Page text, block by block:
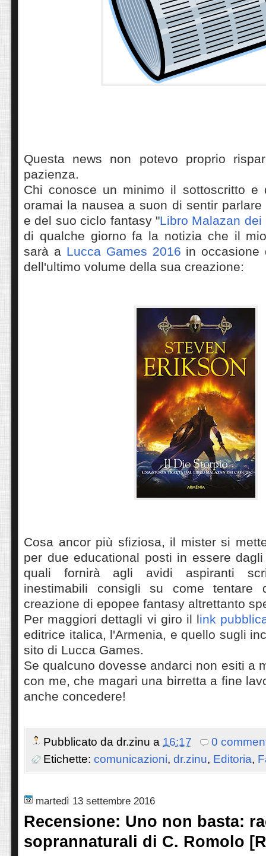
Questa news non potevo proprio
pazienza.
Chi conosce un minimo il sottoscritto e
oramai la nausea a suon di sentir
e del suo ciclo fantasy "Libro Malazan dei
di qualche giorno fa la notizia che il
sarà a Lucca Games 2016 in occasione
dell'ultimo volume della sua creazione:
Cosa ancor più sfiziosa, il mister si
per due educational posti in essere
quali fornirà agli avidi aspiranti
inestimabili consigli su come tentare
creazione di epopee fantasy altrettanto
Per maggiori dettagli vi giro il link
editrice italica, l'Armenia, e quello sugli
sito di Lucca Games.
Se qualcuno dovesse andarci non esiti a
con me, che magari una birretta a fine
anche concedere!
Pubblicato da dr.zinu a 16:17
0
Etichette: comunicazioni, dr.zinu, Editoria,
martedì 13 settembre 2016
Recensione: Uno non basta:
soprannaturali di C. Romolo